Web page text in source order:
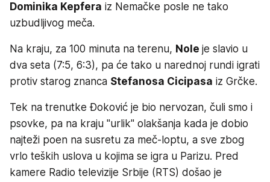
Dominika Kepfera iz Nemačke posle ne tako
uzbudljivog meča.
Na kraju, za 100 minuta na terenu, Nole je slavio u
dva seta (7:5, 6:3), pa će tako u narednoj rundi igrati
protiv starog znanca Stefanosa Cicipasa iz Grčke.
Tek na trenutke Đoković je bio nervozan, čuli smo i
psovke, pa na kraju "urlik" olakšanja kada je dobio
najteži poen na susretu za meč-loptu, a sve zbog
vrlo teških uslova u kojima se igra u Parizu. Pred
kamere Radio televizije Srbije (RTS) došao je